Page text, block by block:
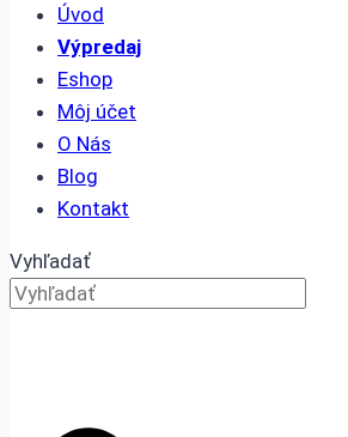
Úvod
Výpredaj
Eshop
Môj účet
O Nás
Blog
Kontakt
Vyhľadať